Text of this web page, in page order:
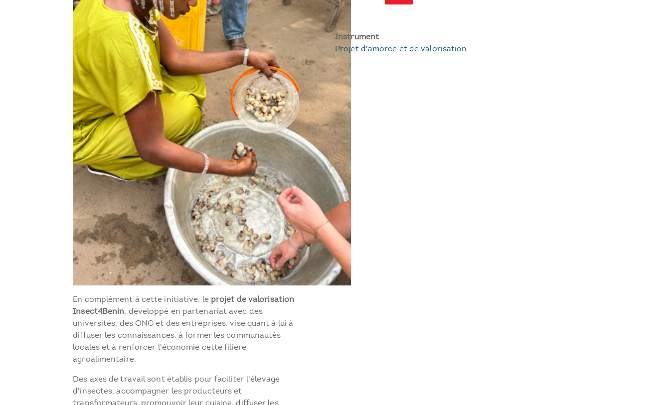
En complément à cette initiative, le projet de valorisation
Insect4Benin, développé en partenariat avec des
universités, des ONG et des entreprises, vise quant à lui à
diffuser les connaissances, à former les communautés
locales et à renforcer l'économie cette filière
agroalimentaire.
Des axes de travail sont établis pour faciliter l'élevage
d'insectes, accompagner les producteurs et
transformateurs, promouvoir leur cuisine, diffuser les
Instrument
Projet d'amorce et de valorisation